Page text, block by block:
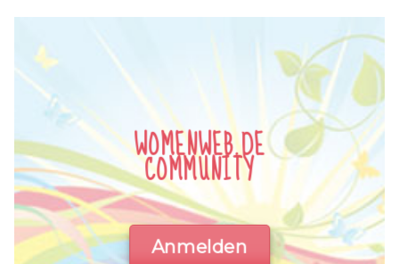
WOMENWEB.DE
COMMUNITY
Anmelden